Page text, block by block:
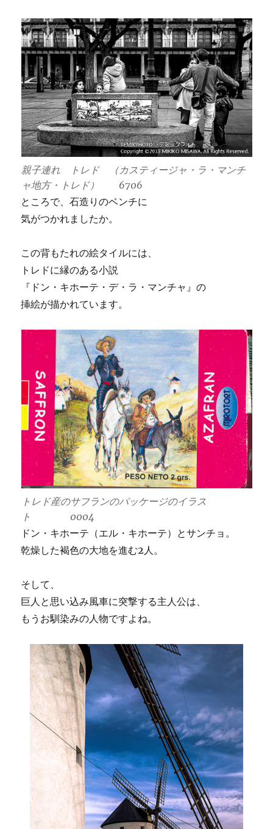
親子連れ トレド （カスティージャ・ラ・マンチ
ャ地方・トレド） 6706
ところで、石造りのベンチに
気がつかれましたか。
この背もたれの絵タイルには、
トレドに縁のある小説
『ドン・キホーテ・デ・ラ・マンチャ』の
挿絵が描かれています。
トレド産のサフランのパッケージのイラス
ト 0004
ドン・キホーテ（エル・キホーテ）とサンチョ。
乾燥した褐色の大地を進む2人。
そして、
巨人と思い込み風車に突撃する主人公は、
もうお馴染みの人物ですよね。